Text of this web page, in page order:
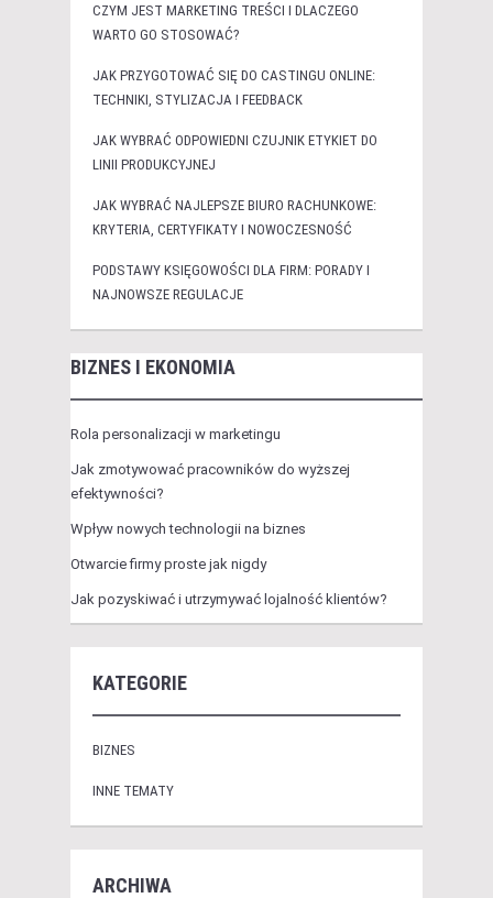
CZYM JEST MARKETING TREŚCI I DLACZEGO
WARTO GO STOSOWAĆ?
JAK PRZYGOTOWAĆ SIĘ DO CASTINGU ONLINE:
TECHNIKI, STYLIZACJA I FEEDBACK
JAK WYBRAĆ ODPOWIEDNI CZUJNIK ETYKIET DO
LINII PRODUKCYJNEJ
JAK WYBRAĆ NAJLEPSZE BIURO RACHUNKOWE:
KRYTERIA, CERTYFIKATY I NOWOCZESNOŚĆ
PODSTAWY KSIĘGOWOŚCI DLA FIRM: PORADY I
NAJNOWSZE REGULACJE
BIZNES I EKONOMIA
Rola personalizacji w marketingu
Jak zmotywować pracowników do wyższej
efektywności?
Wpływ nowych technologii na biznes
Otwarcie firmy proste jak nigdy
Jak pozyskiwać i utrzymywać lojalność klientów?
KATEGORIE
BIZNES
INNE TEMATY
ARCHIWA